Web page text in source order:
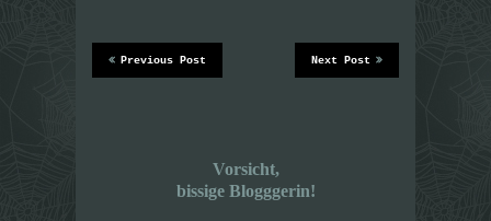
Next Post
Previous Post
Vorsicht,
bissige Blogggerin!